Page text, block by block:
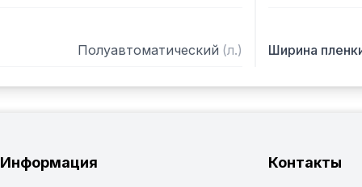
Полуавтоматический (л.) Ширина
Информация Контакты